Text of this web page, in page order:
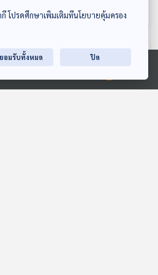
ารณะแห่งประเทศไทย
กี้ โปรดศึกษาเพิ่มเติมที่นโยบายคุ้มครอง
อมรับทั้งหมด ปิด